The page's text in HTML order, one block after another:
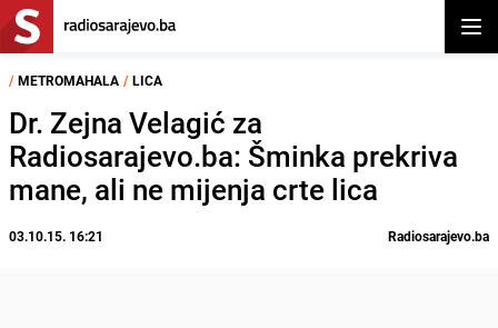
/ METROMAHALA / LICA
Dr. Zejna Velagić za
Radiosarajevo.ba: Šminka prekriva
mane, ali ne mijenja crte lica
03.10.15. 16:21 Radiosarajevo.ba